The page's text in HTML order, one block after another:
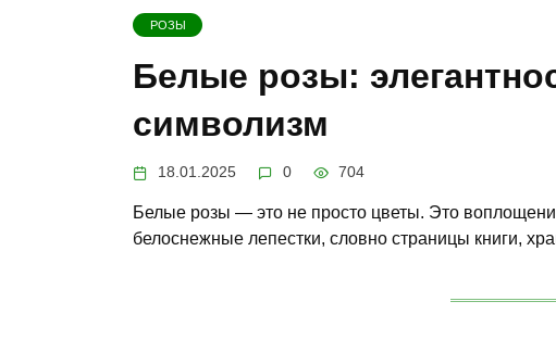
РОЗЫ
Белые розы:
символизм
18.01.2025 0 704
Белые розы — это не просто цветы. Это
белоснежные лепестки, словно страницы книги,